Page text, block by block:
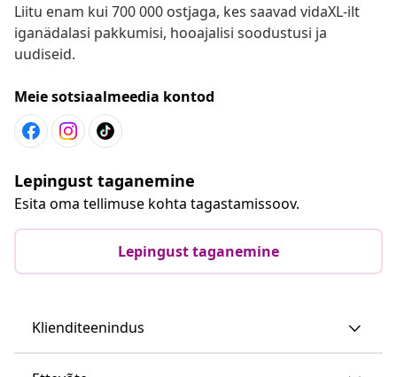
Liitu enam kui 700 000 ostjaga, kes saavad vidaXL-ilt
iganädalasi pakkumisi, hooajalisi soodustusi ja
uudiseid.
Meie sotsiaalmeedia kontod
Lepingust taganemine
Esita oma tellimuse kohta tagastamissoov.
Lepingust taganemine
Klienditeenindus